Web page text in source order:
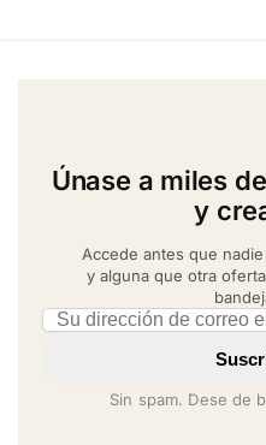
Únase a miles
y
Accede antes que
y alguna que otra
Email address
Sin spam. Dese de